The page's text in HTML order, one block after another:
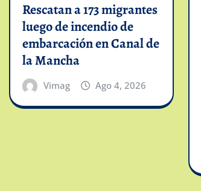
Rescatan a 173 migrantes
luego de incendio de
embarcación en Canal de
la Mancha
Vimag Ago 4, 2026